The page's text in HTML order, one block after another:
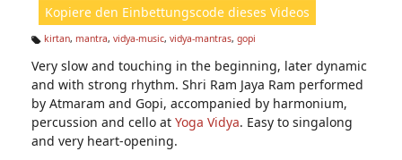
Kopiere den Einbettungscode dieses Videos
g
s:
kirtan, mantra, vidya-music, vidya-mantras, gopi
Very slow and touching in the beginning, later dynamic
and with strong rhythm. Shri Ram Jaya Ram performed
by Atmaram and Gopi, accompanied by harmonium,
percussion and cello at Yoga Vidya. Easy to singalong
and very heart-opening.